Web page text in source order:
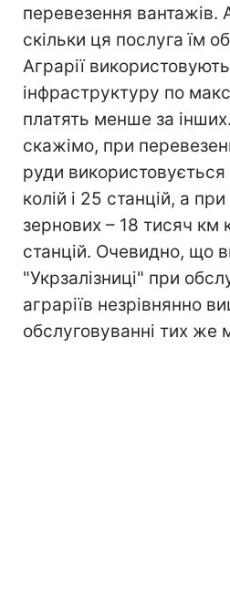
перевезення вантажів.
скільки ця послуга їм
Аграрії
інфраструктуру по
платять менше за
скажімо, при
руди використовується
колій і 25 станцій, а
зернових – 18 тисяч км
станцій. Очевидно, що
"Укрзалізниці" при
аграріїв незрівнянно
обслуговуванні тих же